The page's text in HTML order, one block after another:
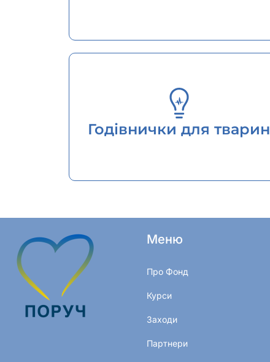
Годівнички для тварин
Меню
Про Фонд
Курси
Заходи
Партнери